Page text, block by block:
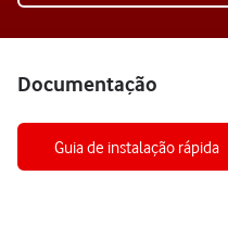
Documentação
Guia de instalação rápida
(abre em